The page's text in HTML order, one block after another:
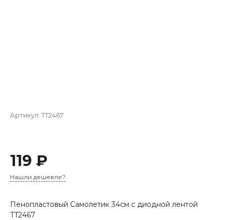
Артикул: TT2467
119 ₽
Нашли дешевле?
Пенопластовый Самолетик 34см с диодной лентой
TT2467